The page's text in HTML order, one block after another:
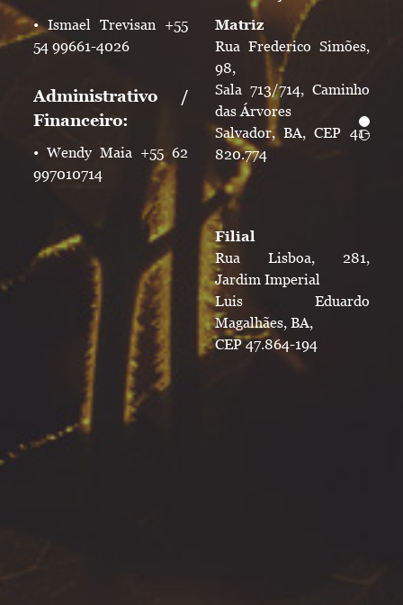
• Ismael Trevisan +55
54 99661-4026
Administrativo /
Financeiro:
• Wendy Maia +55 62
997010714
Matriz
Rua Frederico Simões,
98,
Sala 713/714, Caminho
das Árvores
Salvador, BA, CEP 41-
820.774
Filial
Rua Lisboa, 281,
Jardim Imperial
Luis Eduardo
Magalhães, BA,
CEP 47.864-194